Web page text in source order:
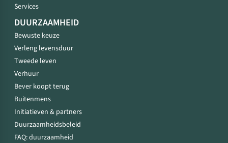
Services
DUURZAAMHEID
Bewuste keuze
Verleng levensduur
Tweede leven
Verhuur
Bever koopt terug
Buitenmens
Initiatieven & partners
Duurzaamheidsbeleid
FAQ: duurzaamheid